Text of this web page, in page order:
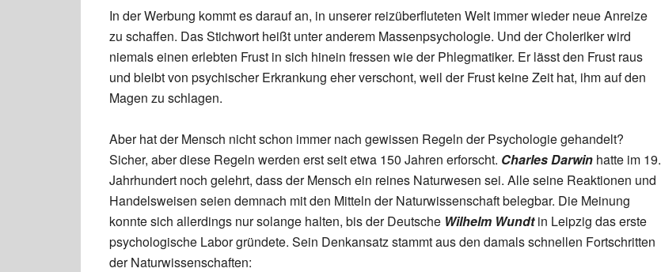
In der Werbung kommt es darauf an, in unserer reizüberfluteten Welt immer wieder neue Anreize
zu schaffen. Das Stichwort heißt unter anderem Massenpsychologie. Und der Choleriker wird
niemals einen erlebten Frust in sich hinein fressen wie der Phlegmatiker. Er lässt den Frust raus
und bleibt von psychischer Erkrankung eher verschont, weil der Frust keine Zeit hat, ihm auf den
Magen zu schlagen.
Aber hat der Mensch nicht schon immer nach gewissen Regeln der Psychologie gehandelt?
Sicher, aber diese Regeln werden erst seit etwa 150 Jahren erforscht. Charles Darwin hatte im 19.
Jahrhundert noch gelehrt, dass der Mensch ein reines Naturwesen sei. Alle seine Reaktionen und
Handelsweisen seien demnach mit den Mitteln der Natur­wissenschaft belegbar. Die Meinung
konnte sich allerdings nur solange halten, bis der Deutsche Wilhelm Wundtin Leipzig das erste
psychologische Labor gründete. Sein Denkansatz stammt aus den damals schnellen Fortschritten
der Naturwissenschaften: